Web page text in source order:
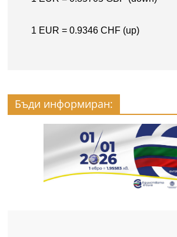
Бъди информиран: